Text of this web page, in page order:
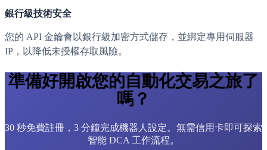
銀行級技術安全
您的 API 金鑰會以銀行級加密方式儲存，並綁定專用伺服器
IP，以降低未授權存取風險。
準備好開啟您的自動化交易之旅了
嗎？
30 秒免費註冊，3 分鐘完成機器人設定。無需信用卡即可探索
智能 DCA 工作流程。